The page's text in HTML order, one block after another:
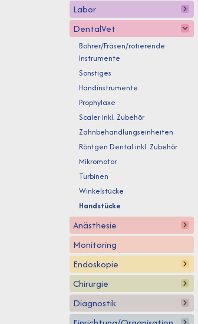
Labor
DentalVet
Bohrer/Fräsen/rotierende
Instrumente
Sonstiges
Handinstrumente
Prophylaxe
Scaler inkl. Zubehör
Zahnbehandlungseinheiten
Röntgen Dental inkl. Zubehör
Mikromotor
Turbinen
Winkelstücke
Handstücke
Anästhesie
Monitoring
Endoskopie
Chirurgie
Diagnostik